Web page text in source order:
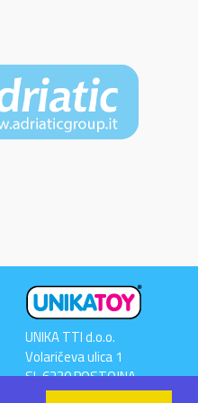
UNIKA TTI d.o.o.
Volaričeva ulica 1
SI-6230 POSTOJNA
Tel: +386 5 700 00 00